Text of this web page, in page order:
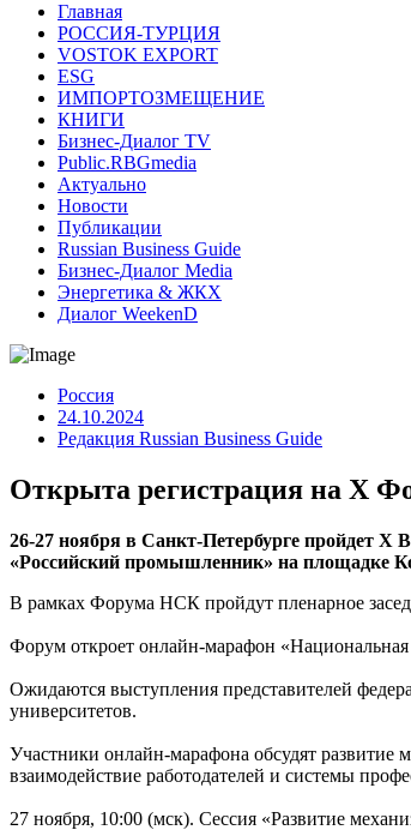
Главная
РОССИЯ-ТУРЦИЯ
VOSTOK EXPORT
ESG
ИМПОРТОЗМЕЩЕНИЕ
КНИГИ
Бизнес-Диалог TV
Public.RBGmedia
Актуально
Новости
Публикации
Russian Business Guide
Бизнес-Диалог Media
Энергетика & ЖКХ
Диалог WeekenD
Россия
24.10.2024
Редакция Russian Business Guide
Открыта регистрация на X
26-27 ноября в Санкт-Петербурге пройдет
«Российский промышленник» на площадке
В рамках Форума НСК пройдут пленарное
Форум откроет онлайн-марафон
Ожидаются выступления представителей
университетов.
Участники онлайн-марафона обсудят
взаимодействие работодателей и системы
27 ноября, 10:00 (мск). Сессия «Развитие